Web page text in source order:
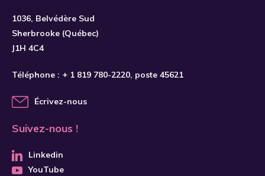
1036, Belvédère Sud
Sherbrooke (Québec)
J1H 4C4
Téléphone : + 1 819 780-2220, poste 45621
Écrivez-nous
Suivez-nous !
Linkedin
YouTube